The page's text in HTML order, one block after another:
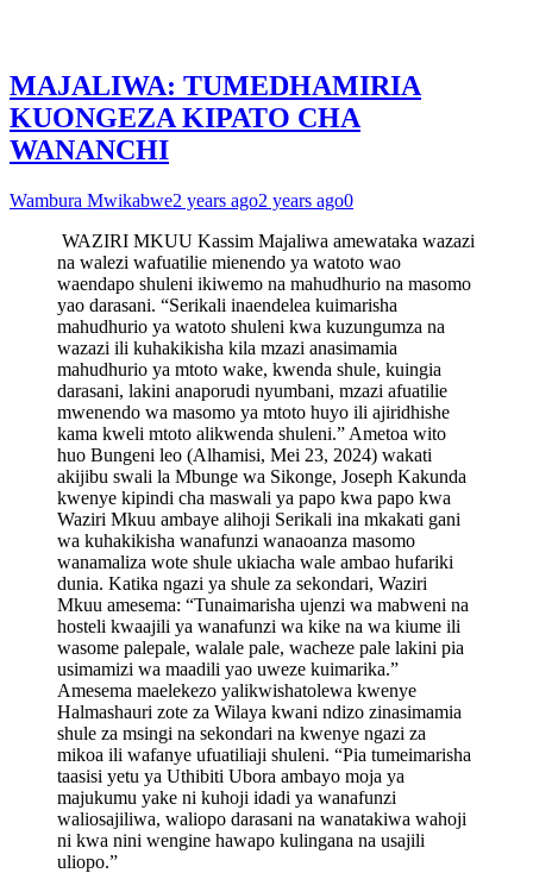
MAJALIWA: TUMEDHAMIRIA
KUONGEZA KIPATO CHA
WANANCHI
Wambura Mwikabwe2 years ago2 years ago0
WAZIRI MKUU Kassim Majaliwa amewataka wazazi
na walezi wafuatilie mienendo ya watoto wao
waendapo shuleni ikiwemo na mahudhurio na masomo
yao darasani. “Serikali inaendelea kuimarisha
mahudhurio ya watoto shuleni kwa kuzungumza na
wazazi ili kuhakikisha kila mzazi anasimamia
mahudhurio ya mtoto wake, kwenda shule, kuingia
darasani, lakini anaporudi nyumbani, mzazi afuatilie
mwenendo wa masomo ya mtoto huyo ili ajiridhishe
kama kweli mtoto alikwenda shuleni.” Ametoa wito
huo Bungeni leo (Alhamisi, Mei 23, 2024) wakati
akijibu swali la Mbunge wa Sikonge, Joseph Kakunda
kwenye kipindi cha maswali ya papo kwa papo kwa
Waziri Mkuu ambaye alihoji Serikali ina mkakati gani
wa kuhakikisha wanafunzi wanaoanza masomo
wanamaliza wote shule ukiacha wale ambao hufariki
dunia. Katika ngazi ya shule za sekondari, Waziri
Mkuu amesema: “Tunaimarisha ujenzi wa mabweni na
hosteli kwaajili ya wanafunzi wa kike na wa kiume ili
wasome palepale, walale pale, wacheze pale lakini pia
usimamizi wa maadili yao uweze kuimarika.”
Amesema maelekezo yalikwishatolewa kwenye
Halmashauri zote za Wilaya kwani ndizo zinasimamia
shule za msingi na sekondari na kwenye ngazi za
mikoa ili wafanye ufuatiliaji shuleni. “Pia tumeimarisha
taasisi yetu ya Uthibiti Ubora ambayo moja ya
majukumu yake ni kuhoji idadi ya wanafunzi
waliosajiliwa, waliopo darasani na wanatakiwa wahoji
ni kwa nini wengine hawapo kulingana na usajili
uliopo.”